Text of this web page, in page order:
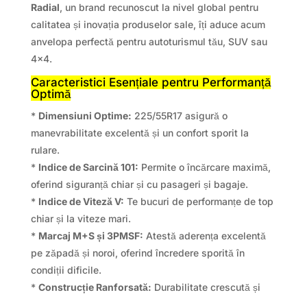
Radial, un brand recunoscut la nivel global pentru
calitatea și inovația produselor sale, îți aduce acum
anvelopa perfectă pentru autoturismul tău, SUV sau
4×4.
Caracteristici Esențiale pentru Performanță
Optimă
* Dimensiuni Optime: 225/55R17 asigură o
manevrabilitate excelentă și un confort sporit la
rulare.
* Indice de Sarcină 101: Permite o încărcare maximă,
oferind siguranță chiar și cu pasageri și bagaje.
* Indice de Viteză V: Te bucuri de performanțe de top
chiar și la viteze mari.
* Marcaj M+S și 3PMSF: Atestă aderența excelentă
pe zăpadă și noroi, oferind încredere sporită în
condiții dificile.
* Construcție Ranforsată: Durabilitate crescută și